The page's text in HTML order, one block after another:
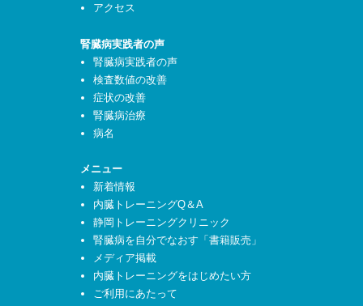
アクセス
腎臓病実践者の声
腎臓病実践者の声
検査数値の改善
症状の改善
腎臓病治療
病名
メニュー
新着情報
内臓トレーニングQ＆A
静岡トレーニングクリニック
腎臓病を自分でなおす「書籍販売」
メディア掲載
内臓トレーニングをはじめたい方
ご利用にあたって